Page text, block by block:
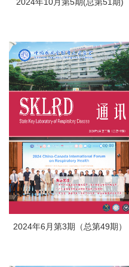
2024年6月第3期（总第49期）